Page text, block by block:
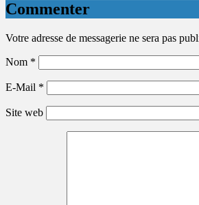
Commenter
Votre adresse de messagerie ne sera pas
Nom *
E-Mail *
Site web